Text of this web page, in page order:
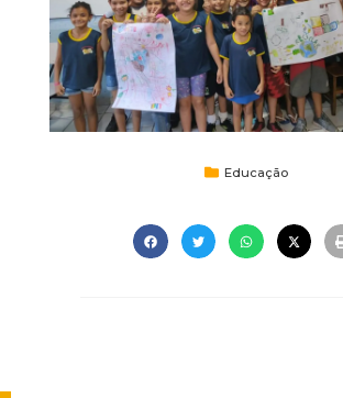
Educação